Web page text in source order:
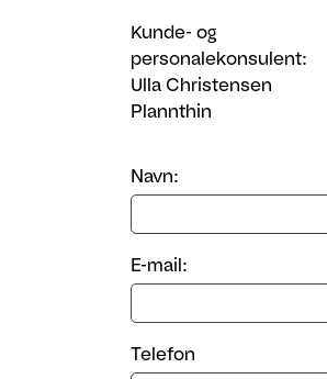
Kunde- og
personalekonsulent:
Ulla Christensen
Plannthin
Navn:
E-mail:
Telefon